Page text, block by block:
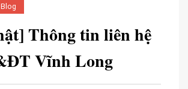
Blog
Thông tin liên hệ
Vĩnh Long